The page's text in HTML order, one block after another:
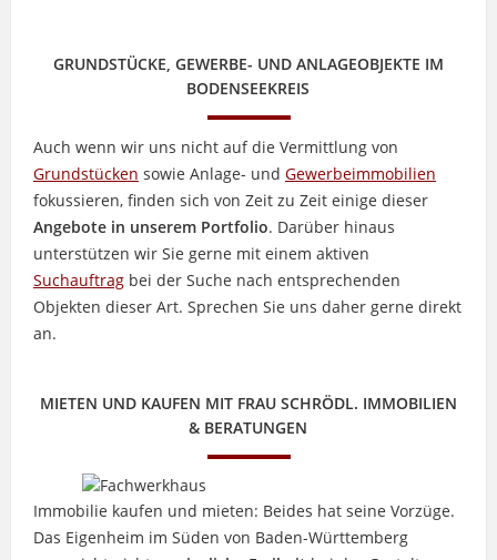
GRUNDSTÜCKE, GEWERBE- UND ANLAGEOBJEKTE IM
BODENSEEKREIS
Auch wenn wir uns nicht auf die Vermittlung von
Grundstücken sowie Anlage- und Gewerbeimmobilien
fokussieren, finden sich von Zeit zu Zeit einige dieser
Angebote in unserem Portfolio. Darüber hinaus
unterstützen wir Sie gerne mit einem aktiven
Suchauftragbei der Suche nach entsprechenden
Objekten dieser Art. Sprechen Sie uns daher gerne direkt
an.
MIETEN UND KAUFEN MIT FRAU SCHRÖDL. IMMOBILIEN
& BERATUNGEN
Immobilie kaufen und mieten: Beides hat seine Vorzüge.
Das Eigenheim im Süden von Baden-Württemberg